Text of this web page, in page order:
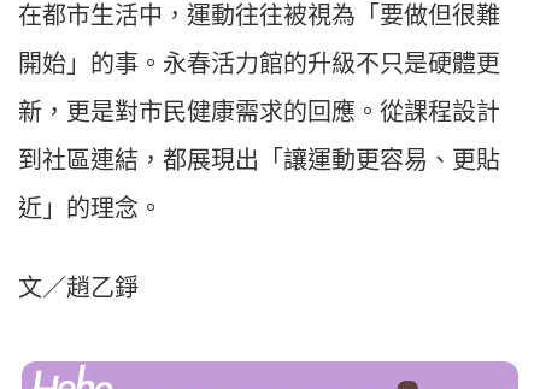
在都市生活中，運動往往被視為「要做但很難
開始」的事。永春活力館的升級不只是硬體更
新，更是對市民健康需求的回應。從課程設計
到社區連結，都展現出「讓運動更容易、更貼
近」的理念。
文／趙乙錚